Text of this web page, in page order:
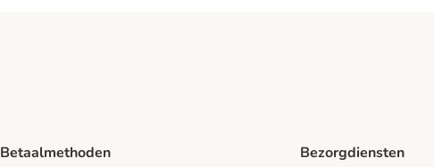
Betaalmethoden Bezorgdiensten